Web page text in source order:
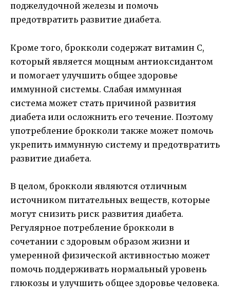
поджелудочной железы и помочь
предотвратить развитие диабета.
Кроме того, брокколи содержат витамин С,
который является мощным антиоксидантом
и помогает улучшить общее здоровье
иммунной системы. Слабая иммунная
система может стать причиной развития
диабета или осложнить его течение. Поэтому
употребление брокколи также может помочь
укрепить иммунную систему и предотвратить
развитие диабета.
В целом, брокколи являются отличным
источником питательных веществ, которые
могут снизить риск развития диабета.
Регулярное потребление брокколи в
сочетании с здоровым образом жизни и
умеренной физической активностью может
помочь поддерживать нормальный уровень
глюкозы и улучшить общее здоровье человека.